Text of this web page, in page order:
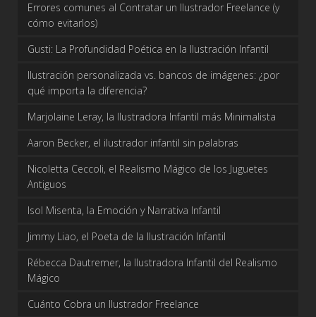
Errores comunes al Contratar un Ilustrador Freelance (y
cómo evitarlos)
Gusti: La Profundidad Poética en la Ilustración Infantil
Ilustración personalizada vs. bancos de imágenes: ¿por
qué importa la diferencia?
Marjolaine Leray, la Ilustradora Infantil más Minimalista
Aaron Becker, el ilustrador infantil sin palabras
Nicoletta Ceccoli, el Realismo Mágico de los Juguetes
Antiguos
Isol Misenta, la Emoción y Narrativa Infantil
Jimmy Liao, el Poeta de la Ilustración Infantil
Rébecca Dautremer, la Ilustradora Infantil del Realismo
Mágico
Cuánto Cobra un Ilustrador Freelance